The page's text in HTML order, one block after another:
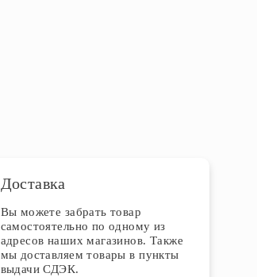
Доставка
Вы можете забрать товар
самостоятельно по одному из
адресов наших магазинов. Также
мы доставляем товары в пункты
выдачи СДЭК.